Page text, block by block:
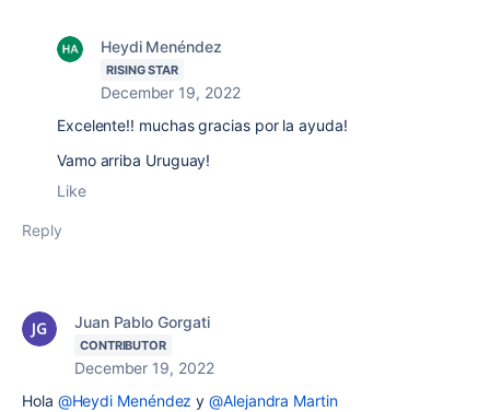
Heydi Menéndez
RISING STAR
December 19, 2022
Excelente!! muchas gracias por la ayuda!
Vamo arriba Uruguay!
Like
Reply
Juan Pablo Gorgati
CONTRIBUTOR
December 19, 2022
Hola @Heydi Menéndez y@Alejandra Martin